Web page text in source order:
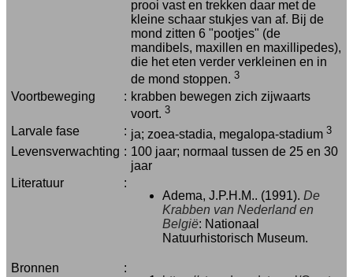
prooi vast en trekken daar met de
kleine schaar stukjes van af. Bij de
mond zitten 6 "pootjes" (de
mandibels, maxillen en maxillipedes),
die het eten verder verkleinen en in
de mond stoppen. 3
Voortbeweging : krabben bewegen zich zijwaarts
voort. 3
Larvale fase : ja; zoea-stadia, megalopa-stadium 3
Levensverwachting : 100 jaar; normaal tussen de 25 en 30
jaar
Literatuur
:
Adema, J.P.H.M.. (1991). De
Krabben van Nederland en
België: Nationaal
Natuurhistorisch Museum.
Bronnen
: